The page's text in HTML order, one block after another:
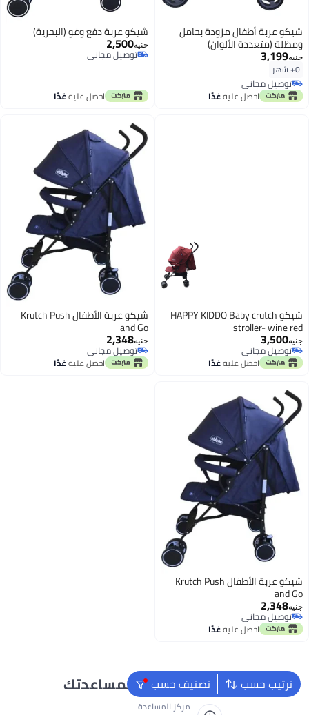
شيكو عربة أطفال مزودة بحامل
ومظلة (متعددة الألوان)
جنيه3,199
0+ شهر
توصيل مجاني
توصيل مجانياحصل عليهغدًا
شيكو عربة دفع وغو (البحرية)
جنيه2,500
توصيل مجاني
توصيل مجاني
احصل عليهغدًا
شيكو HAPPY KIDDO Baby crutch
stroller- wine red
جنيه3,500
توصيل مجاني
توصيل مجانياحصل عليهغدًا
شيكو عربة الأطفال Krutch Push
and Go
جنيه2,348
توصيل مجاني
توصيل مجانياحصل عليهغدًا
شيكو عربة الأطفال Krutch Push
and Go
جنيه2,348
توصيل مجاني
توصيل مجانياحصل عليهغدًا
ترتيب حسب تصنيف حسب
نحن دائماً جاهزون لمساعدتك
مركز المساعدة